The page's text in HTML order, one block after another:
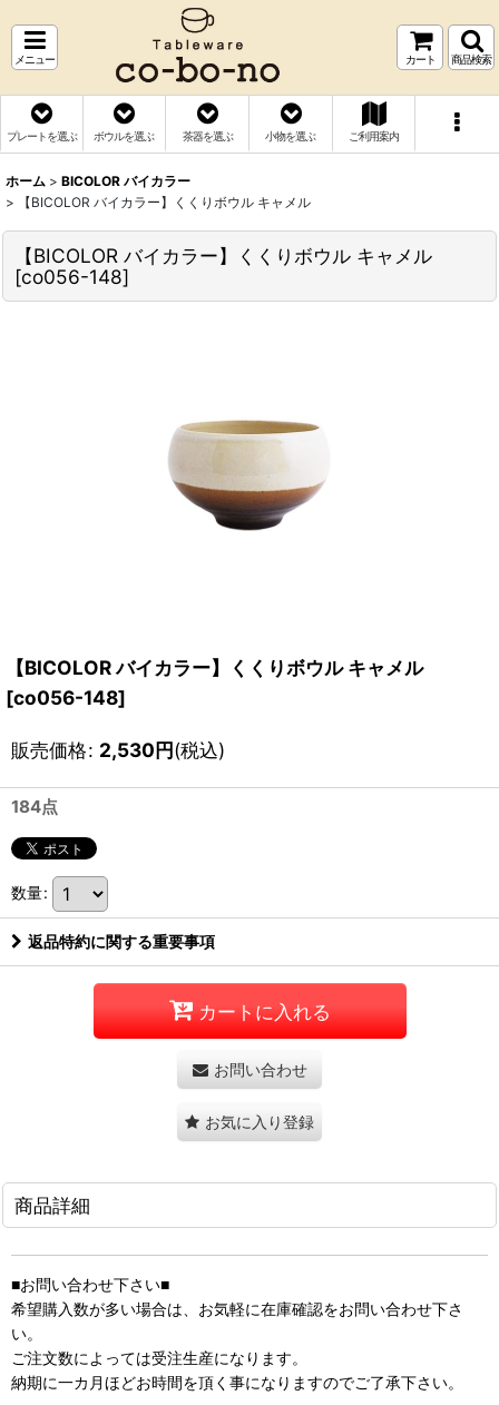
メニュー カート 商品検索
プレートを選ぶ ボウルを選ぶ 茶器を選ぶ 小物を選ぶ ご利用案内
ホーム > BICOLOR バイカラー
>
【BICOLOR バイカラー】くくりボウル キャメル
【BICOLOR バイカラー】くくりボウル キャメル
[co056-148]
【BICOLOR バイカラー】くくりボウル キャメル
[co056-148]
販売価格: 2,530円(税込)
184点
数量:
返品特約に関する重要事項
カートに入れる
お問い合わせ
お気に入り登録
商品詳細
■お問い合わせ下さい■
希望購入数が多い場合は、お気軽に在庫確認をお問い合わせ下さ
い。
ご注文数によっては受注生産になります。
納期に一カ月ほどお時間を頂く事になりますのでご了承下さい。